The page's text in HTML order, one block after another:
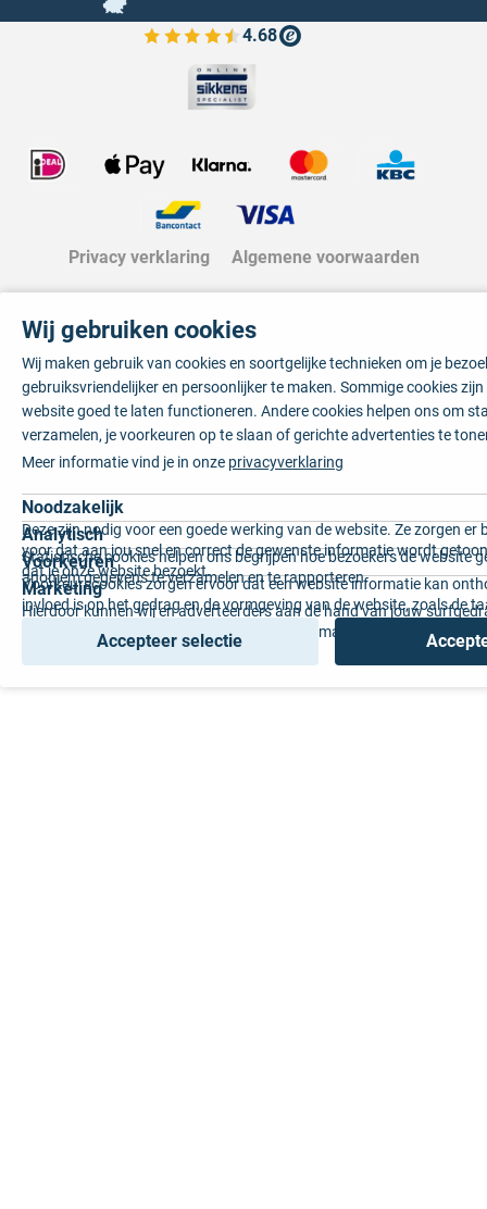
4.68
Bekijk de verfplaza beoordelingen
Privacy verklaring Algemene voorwaarden
Wij gebruiken cookies
Wij maken gebruik van cookies en soortgelijke technieken om je
gebruiksvriendelijker en persoonlijker te maken. Sommige cookies
website goed te laten functioneren. Andere cookies helpen ons om
verzamelen, je voorkeuren op te slaan of gerichte advertenties te
Meer informatie vind je in onze privacyverklaring
Noodzakelijk
Deze zijn nodig voor een goede werking van de website. Ze zorgen er
voor dat aan jou snel en correct de gewenste informatie wordt
dat je onze website bezoekt.
Analytisch
Statistische cookies helpen ons begrijpen hoe bezoekers de website
anoniem gegevens te verzamelen en te rapporteren.
Voorkeuren
Voorkeurscookies zorgen ervoor dat een website informatie kan
invloed is op het gedrag en de vormgeving van de website, zoals de
voorkeur of de regio waar u woont.
Marketing
Hierdoor kunnen wij en adverteerders aan de hand van jouw
gepersonaliseerde online advertenties en op maat gemaakte content
Accepteer selectie